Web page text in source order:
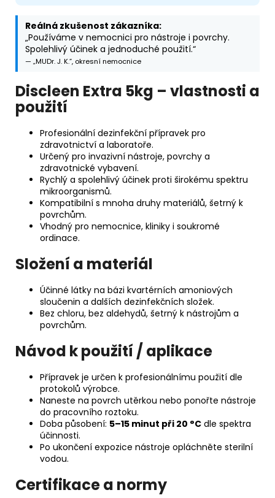
Reálná zkušenost zákazníka:
„Používáme v nemocnici pro nástroje i povrchy.
Spolehlivý účinek a jednoduché použití.“
— „MUDr. J. K.”, okresní nemocnice
Discleen Extra 5kg – vlastnosti a
použití
Profesionální dezinfekční přípravek pro
zdravotnictví a laboratoře.
Určený pro invazivní nástroje, povrchy a
zdravotnické vybavení.
Rychlý a spolehlivý účinek proti širokému spektru
mikroorganismů.
Kompatibilní s mnoha druhy materiálů, šetrný k
povrchům.
Vhodný pro nemocnice, kliniky i soukromé
ordinace.
Složení a materiál
Účinné látky na bázi kvartérních amoniových
sloučenin a dalších dezinfekčních složek.
Bez chloru, bez aldehydů, šetrný k nástrojům a
povrchům.
Návod k použití / aplikace
Přípravek je určen k profesionálnímu použití dle
protokolů výrobce.
Naneste na povrch utěrkou nebo ponořte nástroje
do pracovního roztoku.
Doba působení: 5–15 minut při 20 °C dle spektra
účinnosti.
Po ukončení expozice nástroje opláchněte sterilní
vodou.
Certifikace a normy